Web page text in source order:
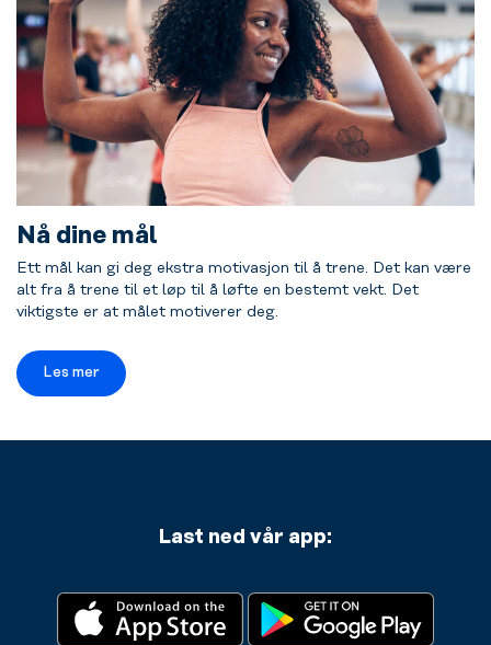
Nå dine mål
Ett mål kan gi deg ekstra motivasjon til å trene. Det kan være
alt fra å trene til et løp til å løfte en bestemt vekt. Det
viktigste er at målet motiverer deg.
Les mer
Last ned vår app: